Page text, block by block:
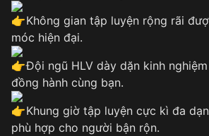
Không gian tập luyện rộng rãi
móc hiện đại.
Đội ngũ HLV dày dặn kinh nghiệm
đồng hành cùng bạn.
Khung giờ tập luyện cực kì đa
phù hợp cho người bận rộn.